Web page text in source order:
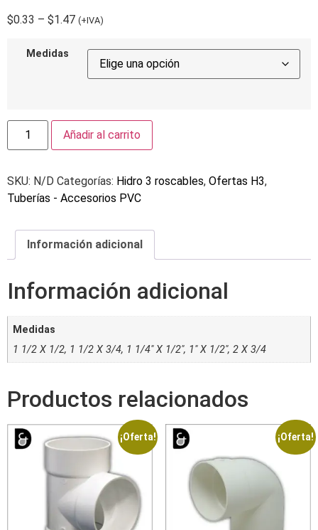
$0.33 – $1.47 (+IVA)
Medidas
Añadir al carrito
SKU: N/D Categorías: Hidro 3 roscables, Ofertas H3,
Tuberías - Accesorios PVC
Información adicional
Información adicional
Medidas
1 1/2 X 1/2, 1 1/2 X 3/4, 1 1/4" X 1/2", 1" X 1/2", 2 X 3/4
Productos relacionados
¡Oferta! ¡Oferta!